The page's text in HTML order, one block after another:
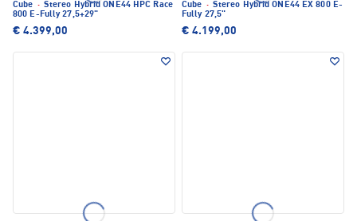
Cube · Stereo Hybrid ONE44 HPC Race
800 E-Fully 27,5+29"
€ 4.399,00
Cube · Stereo Hybrid ONE44 EX 800 E-
Fully 27,5"
€ 4.199,00